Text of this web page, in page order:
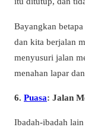
Bayangkan
dan kita berjalan
menyusuri jalan
menahan lapar
6. Puasa: Jalan
Ibadah-ibadah